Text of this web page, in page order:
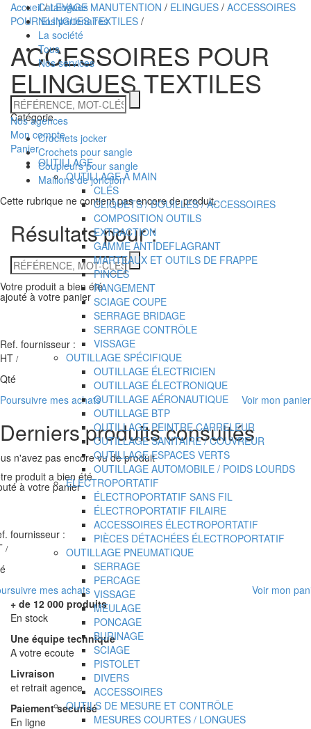
Catalogues
Nos partenaires
La société
Tous
Nos services
Technidis
Docks
Maritimes
RÉFÉRENCE,
MOT-
CLÉS
Nos agences
Mon compte
Panier
OUTILLAGE
OUTILLAGE À MAIN
CLÉS
CLIQUETS / DOUILLES / ACCESSOIRES
COMPOSITION OUTILS
EXTRACTION
GAMME ANTIDEFLAGRANT
MARTEAUX ET OUTILS DE FRAPPE
PINCES
RANGEMENT
SCIAGE COUPE
SERRAGE BRIDAGE
SERRAGE CONTRÔLE
VISSAGE
OUTILLAGE SPÉCIFIQUE
OUTILLAGE ÉLECTRICIEN
OUTILLAGE ÉLECTRONIQUE
OUTILLAGE AÉRONAUTIQUE
OUTILLAGE BTP
OUTILLAGE PEINTRE CARRELEUR
OUTILLAGE SANITAIRE / COUVREUR
OUTILLAGE ESPACES VERTS
OUTILLAGE AUTOMOBILE / POIDS LOURDS
ÉLECTROPORTATIF
ÉLECTROPORTATIF SANS FIL
ÉLECTROPORTATIF FILAIRE
ACCESSOIRES ÉLECTROPORTATIF
PIÈCES DÉTACHÉES ÉLECTROPORTATIF
OUTILLAGE PNEUMATIQUE
SERRAGE
PERCAGE
VISSAGE
MEULAGE
PONCAGE
BURINAGE
SCIAGE
PISTOLET
DIVERS
ACCESSOIRES
OUTILS DE MESURE ET CONTRÔLE
MESURES COURTES / LONGUES
Accueil /LEVAGE MANUTENTION / ELINGUES / ACCESSOIRES
POUR ELINGUES TEXTILES /
ACCESSOIRES POUR
ELINGUES TEXTILES
Catégorie
Crochets jocker
Crochets pour sangle
Coupleurs pour sangle
Maillons de jonction
Cette rubrique ne contient pas encore de produit.
Résultats pour :
RÉFÉRENCE,
MOT-
CLÉS
Votre produit a bien été
ajouté à votre panier
Ref. fournisseur :
HT /
Qté
Poursuivre mes achats
Voir mon panier
Derniers produits consultés
n'avez pas encore vu de produit
produit a bien été
à votre panier
fournisseur :
/
mes achats
Voir mon
+ de 12 000 produits
En stock
Une équipe technique
A votre ecoute
Livraison
et retrait agence
Paiement securisé
En ligne